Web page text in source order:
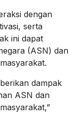
dengan
serta
ini dapat
(ASN) dan
dampak
ASN dan